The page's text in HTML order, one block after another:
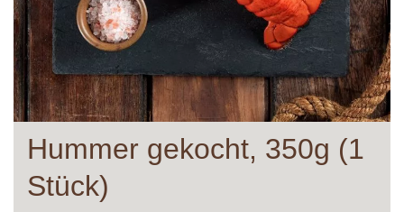
Hummer gekocht, 350g (1
Stück)
Anfang
Bildergalerie